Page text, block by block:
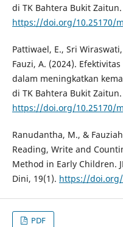
di TK Bahtera Bukit
https://doi.org/10.25170/
Pattiwael, E., Sri
Fauzi, A. (2024).
dalam meningkatkan
di TK Bahtera Bukit
https://doi.org/10.25170/
Ranudantha, M., &
Reading, Write and
Method in Early Children.
Dini, 19(1). https://doi.org/
PDF